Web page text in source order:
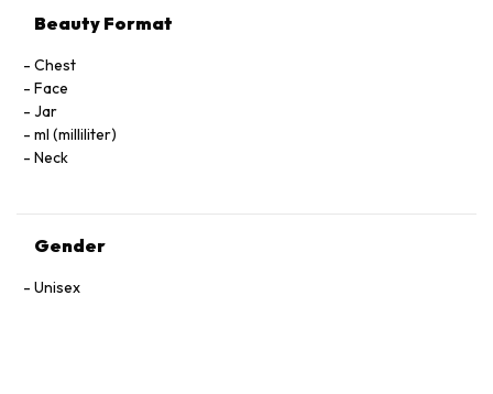
Beauty Format
Chest
Face
Jar
ml (milliliter)
Neck
Gender
Unisex